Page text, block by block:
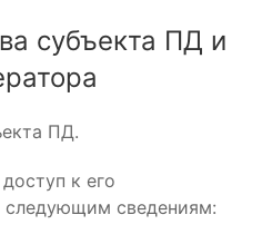
субъекта ПД и
ПД.
к его
сведениям: